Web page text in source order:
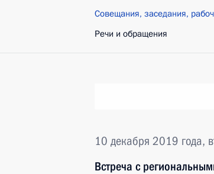
Совещания, заседания,
Речи и обращения
10 декабря 2019 года,
Встреча с